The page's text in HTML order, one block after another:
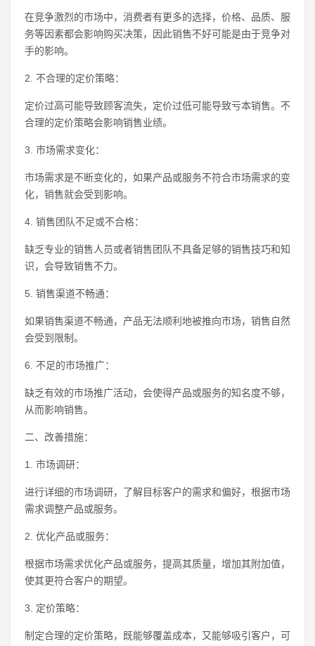
在竞争激烈的市场中，消费者有更多的选择，价格、品质、服
务等因素都会影响购买决策，因此销售不好可能是由于竞争对
手的影响。
2. 不合理的定价策略：
定价过高可能导致顾客流失，定价过低可能导致亏本销售。不
合理的定价策略会影响销售业绩。
3. 市场需求变化：
市场需求是不断变化的，如果产品或服务不符合市场需求的变
化，销售就会受到影响。
4. 销售团队不足或不合格：
缺乏专业的销售人员或者销售团队不具备足够的销售技巧和知
识，会导致销售不力。
5. 销售渠道不畅通：
如果销售渠道不畅通，产品无法顺利地被推向市场，销售自然
会受到限制。
6. 不足的市场推广：
缺乏有效的市场推广活动，会使得产品或服务的知名度不够，
从而影响销售。
二、改善措施：
1. 市场调研：
进行详细的市场调研，了解目标客户的需求和偏好，根据市场
需求调整产品或服务。
2. 优化产品或服务：
根据市场需求优化产品或服务，提高其质量，增加其附加值，
使其更符合客户的期望。
3. 定价策略：
制定合理的定价策略，既能够覆盖成本，又能够吸引客户，可